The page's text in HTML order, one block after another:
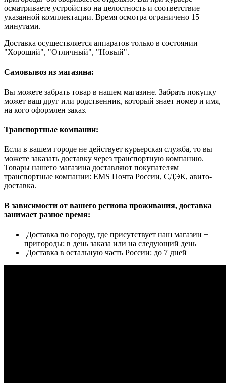
осматриваете устройство на целостность и соответствие
указанной комплектации. Время осмотра ограничено 15
минутами.
Доставка осуществляется аппаратов только в состоянии
"Хороший", "Отличный", "Новый".
Самовывоз из магазина:
Вы можете забрать товар в нашем магазине. Забрать покупку
может ваш друг или родственник, который знает номер и имя,
на кого оформлен заказ.
Транспортные компании:
Если в вашем городе не действует курьерская служба, то вы
можете заказать доставку через транспортную компанию.
Товары нашего магазина доставляют покупателям
транспортные компании: EMS Почта России, СДЭК, авито-
доставка.
В зависимости от вашего региона проживания, доставка
занимает разное время:
Доставка по городу, где присутствует наш магазин +
пригороды: в день заказа или на следующий день
Доставка в остальную часть России: до 7 дней